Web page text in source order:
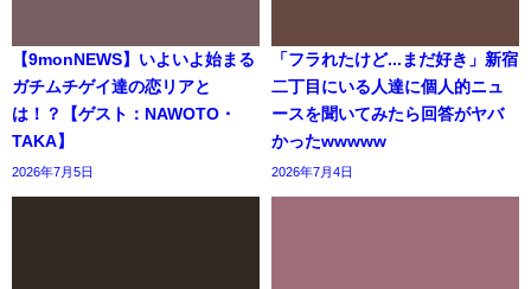
【9monNEWS】いよいよ始まる
ガチムチゲイ達の恋リアと
は！？【ゲスト：NAWOTO・
TAKA】
2026年7月5日
「フラれたけど...まだ好き」新宿
二丁目にいる人達に個人的ニュ
ースを聞いてみたら回答がヤバ
かったwwwww
2026年7月4日